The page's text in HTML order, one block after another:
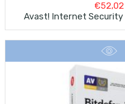
€52,02
Avast! Internet Security